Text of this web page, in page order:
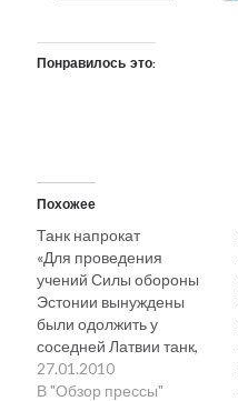
Понравилось это:
Похожее
Танк напрокат
«Для проведения
учений Силы обороны
Эстонии вынуждены
были одолжить у
соседней Латвии танк,
поскольку собственых
просто-напросто не
27.01.2010
В "Обзор прессы"